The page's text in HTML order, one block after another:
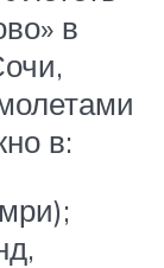
в
в: